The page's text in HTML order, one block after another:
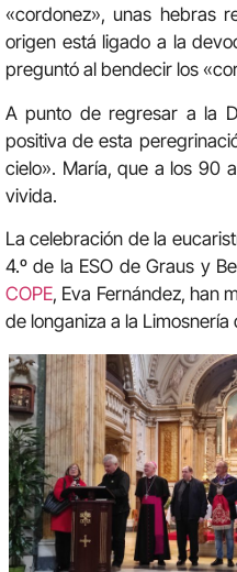
«cordonez», unas hebras
origen está ligado a la
preguntó al bendecir los
A punto de regresar a la
positiva de esta
cielo». María, que a los 90
vivida.
La celebración de la
4.º de la ESO de Graus y
COPE, Eva Fernández, han
de longaniza a la